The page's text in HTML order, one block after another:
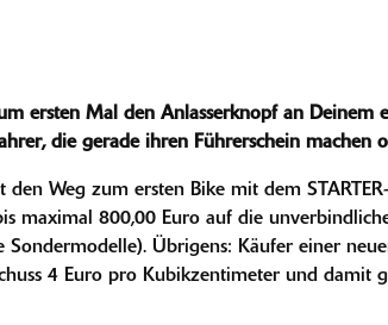
ersten Mal den Anlasserknopf an
die gerade ihren Führerschein machen
Weg zum ersten Bike mit dem
maximal 800,00 Euro auf die
Übrigens: Käufer einer
4 Euro pro Kubikzentimeter und damit